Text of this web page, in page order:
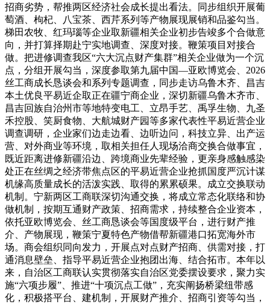
招商劣势，帮推两区经济社会成长提出看法。同步组织开展葡
萄酒、枸杞、八宝茶、西芹系列等产物展现展销和品鉴勾当。
梯田农牧、红玛瑙等企业取新疆相关企业初步告竣多个合做意
向，并打算择期赴宁实地调查、深度对接。鞭策项目对接合
做。把进修调查我区“六大沉点财产集群”相关企业做为一个沉
点，分组开展勾当，深度参取第九届中国—亚欧博览会、2026
丝工商成长恳谈会和系列专题调查，同步走访乌鲁木齐、昌吉
本土优良平易近企取正在疆宁商企业，深切新疆乌鲁木齐市、
昌吉回族自治州市等地特变电工、立昂手艺、禹孚生物、九圣
禾控股、笑厨食物、大航城财产园等多家代表性平易近营企业
调查调研，企业家们边走边看、边听边问，科技立异、出产运
营、对外商业等环境，取相关担任人现场洽商交换合做事宜，
既近距离进修新疆沿边、跨境商业先辈经验，更亲身感触感染
处正在丝绸之经济带焦点区的平易近营企业抢抓国度严沉计谋
机缘高质量成长的活泼实践、取得的累累硕果。成立交换联动
机制。宁新两区工商联深切沟通交换，将成立常态化联络和协
做机制，按期互通财产政策、招商需求，持续整合企业资本，
依托亚欧博览会、丝工商恳谈会等国度级平台，进行财产推
介、产物展现，鞭策宁夏特色产物借帮新疆港口拓宽海外市
场。商会组织同向发力，开展点对点财产招商、供需对接，打
通消息壁垒、指导平易近营企业抱团出海、结合拓市。本年以
来，自治区工商联认实贯彻落实自治区党委摆设要求，聚力实
施“六项步履”、推进“十项沉点工做”，充实阐扬桥梁纽带感
化，积极搭平台、建机制，开展财产推介、招商引资等勾当，